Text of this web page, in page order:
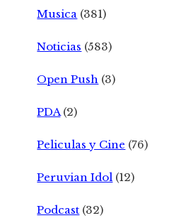
Musica (381)
Noticias (583)
Open Push (3)
PDA(2)
Peliculas y Cine (76)
Peruvian Idol (12)
Podcast (32)